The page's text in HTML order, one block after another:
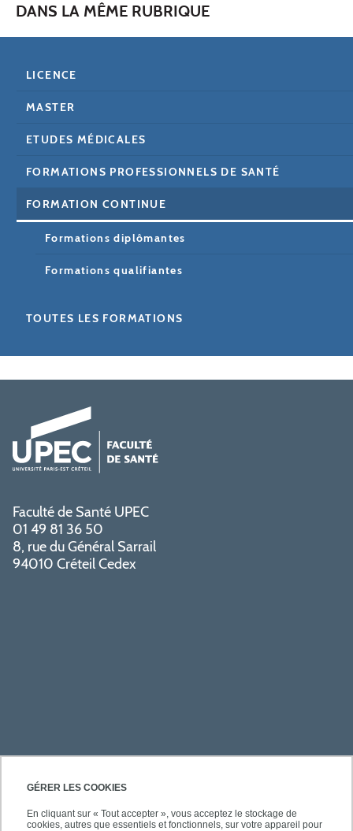
GÉRER LES COOKIES
En cliquant sur « Tout accepter », vous acceptez le stockage de
cookies, autres que essentiels et fonctionnels, sur votre appareil pour
DANS LA MÊME RUBRIQUE
LICENCE
MASTER
ETUDES MÉDICALES
FORMATIONS PROFESSIONNELS DE SANTÉ
FORMATION CONTINUE
Formations diplômantes
Formations qualifiantes
TOUTES LES FORMATIONS
Faculté de Santé UPEC
01 49 81 36 50
8, rue du Général Sarrail
94010 Créteil Cedex
PRATIQUE